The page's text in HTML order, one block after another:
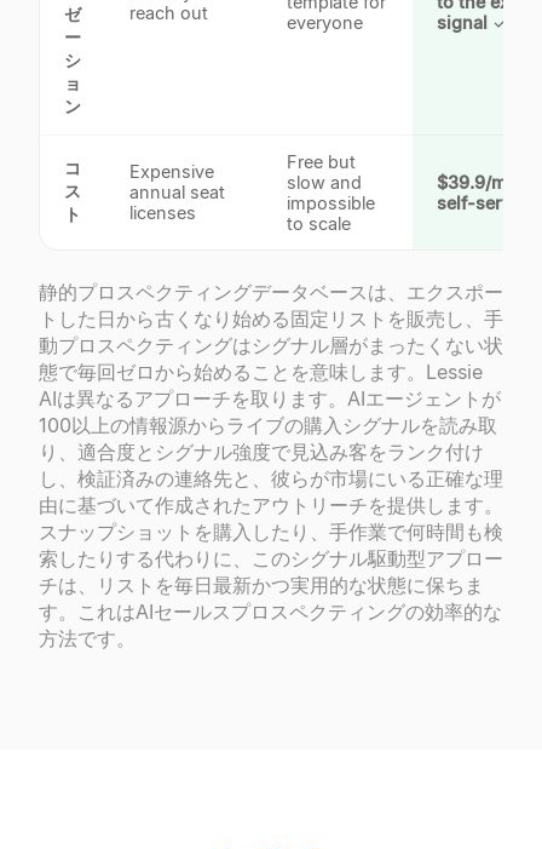
ゼ
ー
シ
ョ
ン
reach out
everyone
signal ✓
コ
ス
ト
Expensive
annual seat
licenses
Free but
slow and
impossible
to scale
$39.9/mo,
self-serve
静的プロスペクティングデータベースは、エクスポー
トした日から古くなり始める固定リストを販売し、手
動プロスペクティングはシグナル層がまったくない状
態で毎回ゼロから始めることを意味します。Lessie
AIは異なるアプローチを取ります。AIエージェントが
100以上の情報源からライブの購入シグナルを読み取
り、適合度とシグナル強度で見込み客をランク付け
し、検証済みの連絡先と、彼らが市場にいる正確な理
由に基づいて作成されたアウトリーチを提供します。
スナップショットを購入したり、手作業で何時間も検
索したりする代わりに、このシグナル駆動型アプロー
チは、リストを毎日最新かつ実用的な状態に保ちま
す。これはAIセールスプロスペクティングの効率的な
方法です。